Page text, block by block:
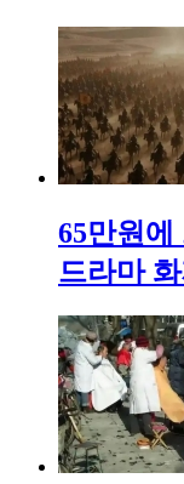
65만원
드라마 화